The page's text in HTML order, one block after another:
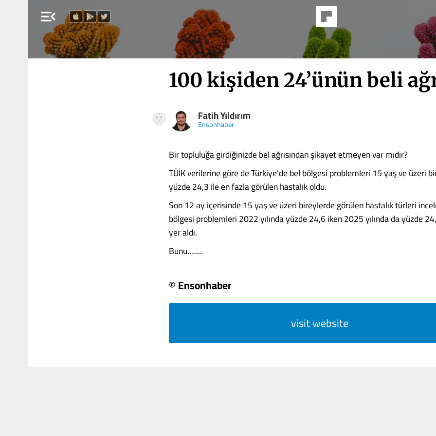
menu_open
100 kişiden 24’ünün beli
Fatih Yıldırım
Ensonhaber
Bir topluluğa girdiğinizde bel ağrısından şikayet etmeyen var mıdır?
TÜİK verilerine göre de Türkiye'de bel bölgesi problemleri 15 yaş ve üzeri
yüzde 24,3 ile en fazla görülen hastalık oldu.
Son 12 ay içerisinde 15 yaş ve üzeri bireylerde görülen hastalık türleri
bölgesi problemleri 2022 yılında yüzde 24,6 iken 2025 yılında da yüzde
yer aldı.
Bunu........
© Ensonhaber
visit website